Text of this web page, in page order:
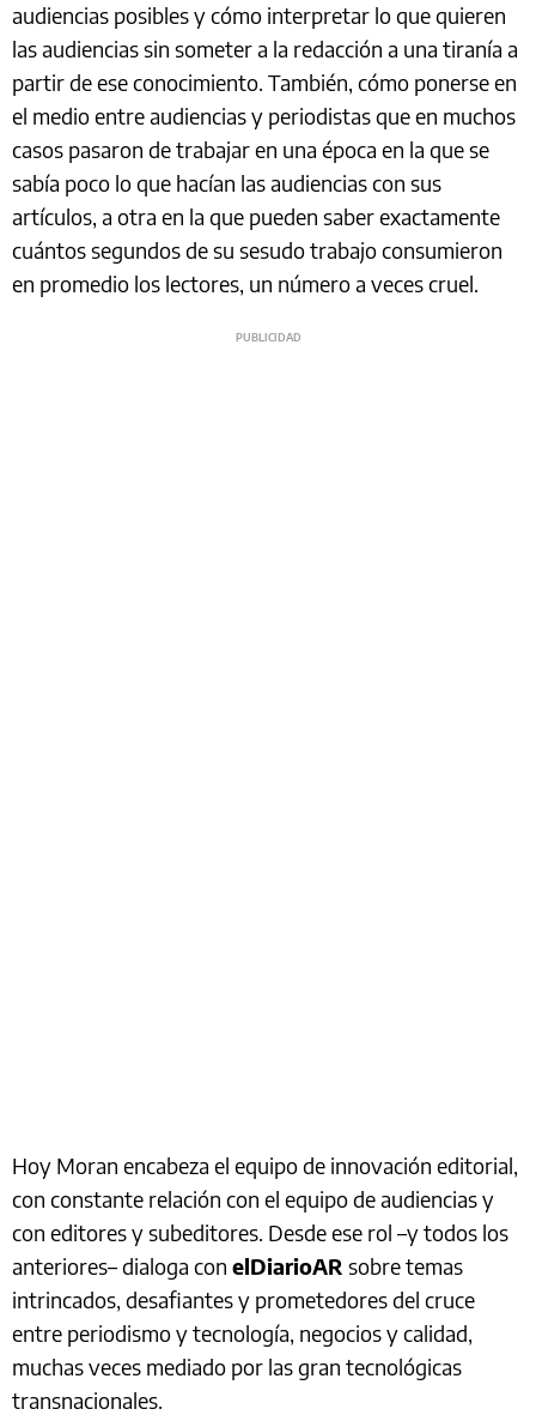
audiencias posibles y cómo interpretar lo que quieren
las audiencias sin someter a la redacción a una tiranía a
partir de ese conocimiento. También, cómo ponerse en
el medio entre audiencias y periodistas que en muchos
casos pasaron de trabajar en una época en la que se
sabía poco lo que hacían las audiencias con sus
artículos, a otra en la que pueden saber exactamente
cuántos segundos de su sesudo trabajo consumieron
en promedio los lectores, un número a veces cruel.
Hoy Moran encabeza el equipo de innovación editorial,
con constante relación con el equipo de audiencias y
con editores y subeditores. Desde ese rol –y todos los
anteriores– dialoga con elDiarioAR sobre temas
intrincados, desafiantes y prometedores del cruce
entre periodismo y tecnología, negocios y calidad,
muchas veces mediado por las gran tecnológicas
transnacionales.